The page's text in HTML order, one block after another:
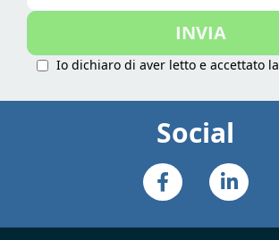
nostra
INVIA
Io dichiaro di aver letto e accettato la
Social